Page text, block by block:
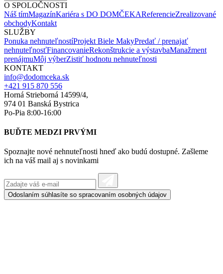
O SPOLOČNOSTI
Náš tímMagazínKariéra s DO DOMČEKAReferencieZrealizované
obchodyKontakt
SLUŽBY
Ponuka nehnuteľnostíProjekt Biele MakyPredať / prenajať
nehnuteľnosťFinancovanieRekonštrukcie a výstavbaManažment
prenájmuMôj výberZistiť hodnotu nehnuteľnosti
KONTAKT
info@dodomceka.sk
+421 915 870 556
Horná Strieborná 14599/4,
974 01 Banská Bystrica
Po-Pia 8:00-16:00
BUĎTE MEDZI PRVÝMI
Spoznajte nové nehnuteľnosti hneď ako budú dostupné. Zašleme
ich na váš mail aj s novinkami
Odoslaním súhlasíte so spracovaním osobných údajov